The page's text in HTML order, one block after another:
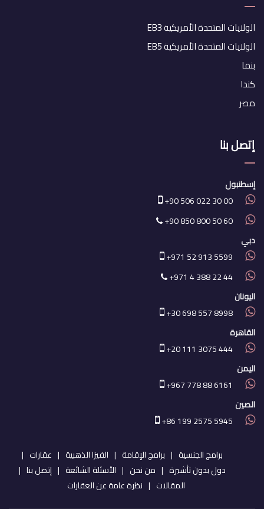
الولايات المتحدة الأمريكية EB3
الولايات المتحدة الأمريكية EB5
بنما
كندا
مصر
إتصل بنا
إسطنبول
+90 506 022 30 00
+90 850 800 50 60
دبي
+971 52 913 5599
+971 4 388 22 44
اليونان
+30 698 557 8998
القاهرة
+20 111 3075 444
اليمن
+967 778 88 6161
الصين
+86 199 2575 5945
برامج الجنسية برامج الإقامة الفيزا الذهبية
عقارات
دول بدون تأشيرة
من نحن الأسئلة الشائعة
إتصل بنا
المقالات
نظرة عامة عن العقارات